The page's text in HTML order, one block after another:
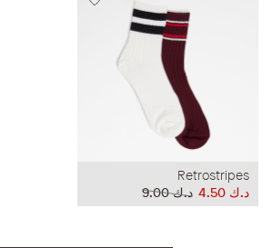
Retrostripes
د.ك‏ 9.00
د.ك‏ 4.50